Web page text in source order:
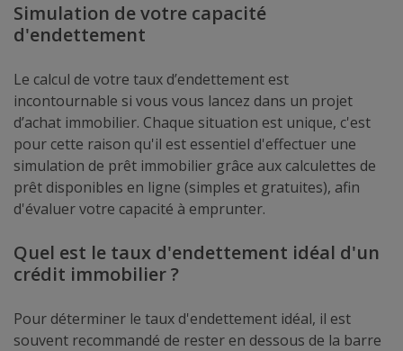
Simulation de votre capacité
d'endettement
Le calcul de votre taux d’endettement est
incontournable si vous vous lancez dans un projet
d’achat immobilier. Chaque situation est unique, c'est
pour cette raison qu'il est essentiel d'effectuer une
simulation de prêt immobilier grâce aux calculettes de
prêt disponibles en ligne (simples et gratuites), afin
d'évaluer votre capacité à emprunter.
Quel est le taux d'endettement idéal d'un
crédit immobilier ?
Pour déterminer le taux d'endettement idéal, il est
souvent recommandé de rester en dessous de la barre